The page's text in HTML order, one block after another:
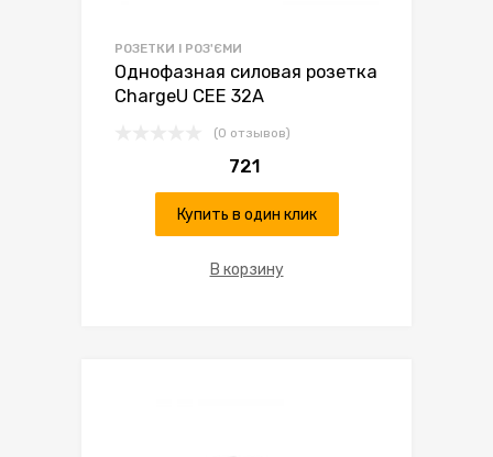
РОЗЕТКИ І РОЗ'ЄМИ
Однофазная силовая розетка
ChargeU CEE 32А
(0 отзывов)
721
Купить в один клик
В корзину